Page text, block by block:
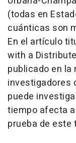
(todas en
cuánticas son
En el artículo
with a
publicado en la
investigadores
puede
tiempo afecta
prueba de este